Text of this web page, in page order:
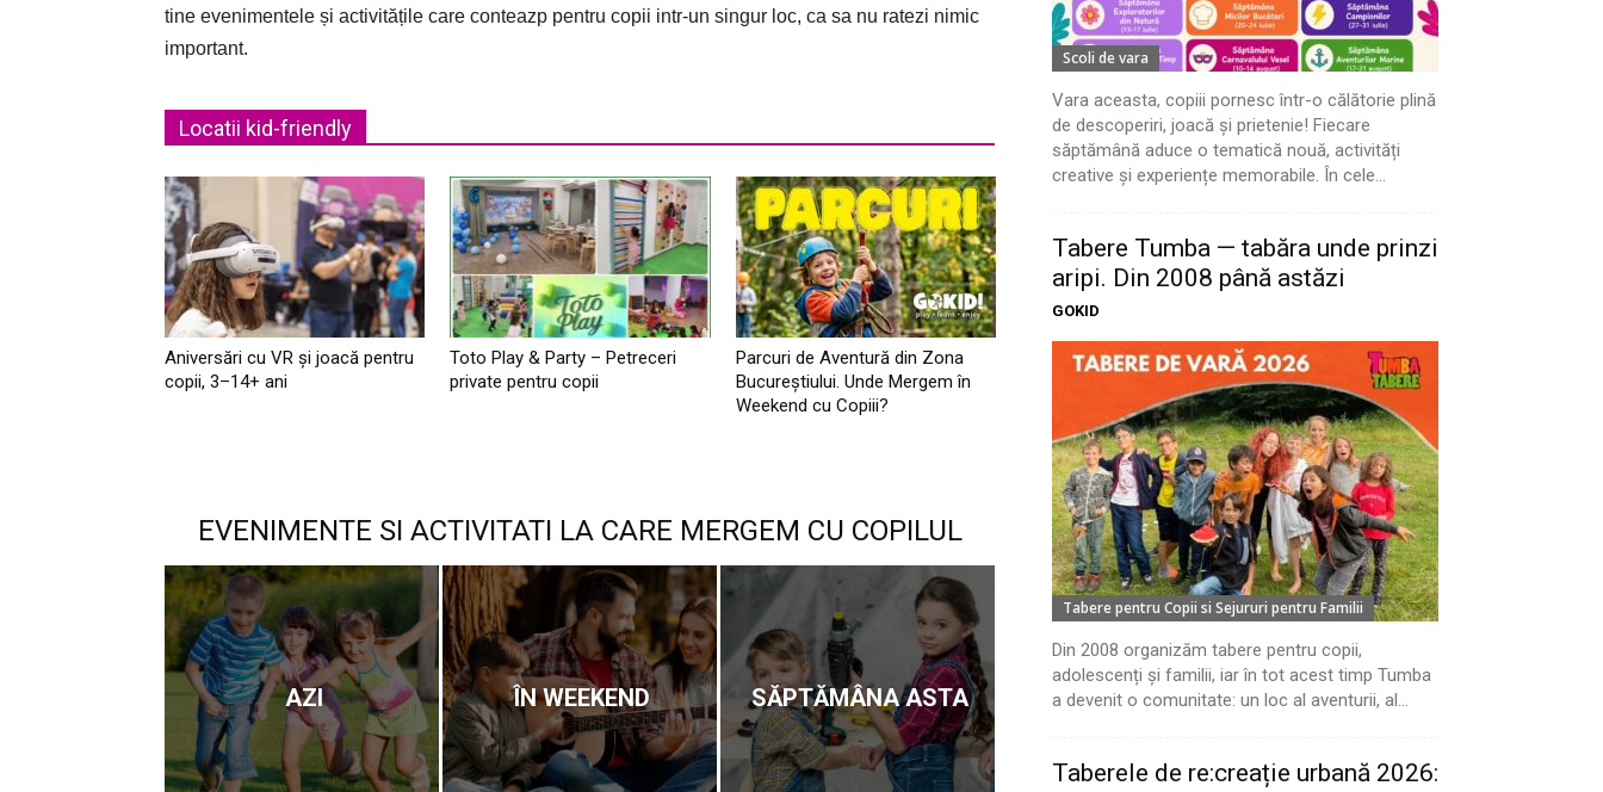
tine evenimentele și activitățile care conteazp pentru copii intr-un singur loc, ca sa nu ratezi nimic
important.
Locatii kid-friendly
Aniversări cu VR și joacă pentru
copii, 3–14+ ani
Toto Play & Party – Petreceri
private pentru copii
Parcuri de Aventură din Zona
Bucureştiului. Unde Mergem în
Weekend cu Copiii?
EVENIMENTE SI ACTIVITATI LA CARE MERGEM CU COPILUL
AZI ÎN WEEKEND SĂPTĂMÂNA ASTA
Scoli de vara
Vara aceasta, copiii pornesc într-o călătorie plină
de descoperiri, joacă și prietenie! Fiecare
săptămână aduce o tematică nouă, activități
creative și experiențe memorabile. În cele...
Tabere Tumba — tabăra unde prinzi
aripi. Din 2008 până astăzi
GOKID
Tabere pentru Copii si Sejururi pentru Familii
Din 2008 organizăm tabere pentru copii,
adolescenți și familii, iar în tot acest timp Tumba
a devenit o comunitate: un loc al aventurii, al...
Taberele de re:creație urbană 2026: